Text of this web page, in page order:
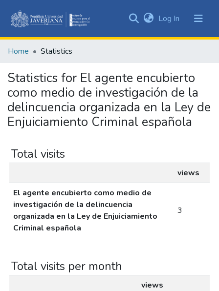
&
All of DSpace
Log In (current)
Home Statistics
Statistics for El agente encubierto
como medio de investigación de la
delincuencia organizada en la Ley de
Enjuiciamiento Criminal española
Total visits
views
El agente encubierto como medio de
investigación de la delincuencia
organizada en la Ley de Enjuiciamiento
Criminal española
3
Total visits per month
views